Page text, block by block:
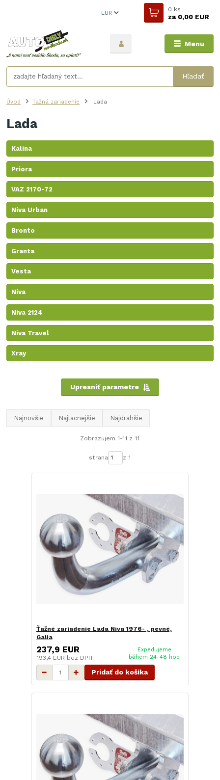
Menu
EUR
Hľadať
0 ks
za0,00 EUR
Úvod Tažná zariadenie Lada
Lada
Kalina
Priora
VAZ 2170-72
Niva Urban
Bronto
Granta
Vesta
Niva
Niva 2124
Niva Travel
Xray
Upresniť parametre
Najnovšie Najlacnejšie Najdrahšie
Zobrazujem 1-11 z 11
strana z 1
Ťažné zariadenie Lada Niva 1976- , pevné,
Galia
237,9 EUR
193,4 EUR bez DPH
Expedujeme
během 24-48 hod
Pridať do košíka